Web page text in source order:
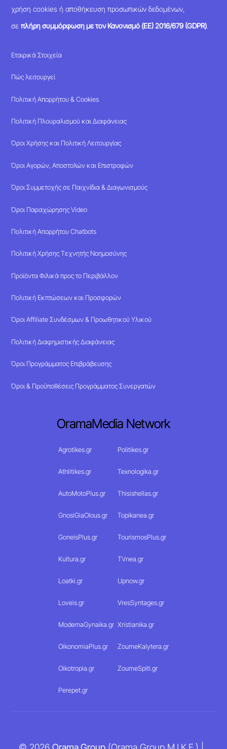
χρήση cookies ή αποθήκευση προσωπικών δεδομένων,
σεπλήρη συμμόρφωση με τον Κανονισμό (ΕΕ) 2016/679 (GDPR).
Εταιρικά Στοιχεία
Πώς λειτουργεί
Πολιτική Απορρήτου & Cookies
Πολιτική Πλουραλισμού και Διαφάνειας
Όροι Χρήσης και Πολιτική Λειτουργίας
Όροι Αγορών, Αποστολών και Επιστροφών
Όροι Συμμετοχής σε Παιχνίδια & Διαγωνισμούς
Όροι Παραχώρησης Video
Πολιτική Απορρήτου Chatbots
Πολιτική Χρήσης Τεχνητής Νοημοσύνης
Προϊόντα Φιλικά προς το Περιβάλλον
Πολιτική Εκπτώσεων και Προσφορών
Όροι Affiliate Συνδέσμων & Προωθητικού Υλικού
Πολιτική Διαφημιστικής Διαφάνειας
Όροι Προγράμματος Επιβράβευσης
Όροι & Προϋποθέσεις Προγράμματος Συνεργατών
OramaMedia Network
Agrotikes.gr Politikes.gr
Athlitikes.gr Texnologika.gr
AutoMotoPlus.gr Thisishellas.gr
GnosiGiaOlous.gr Topikanea.gr
GoneisPlus.gr TourismosPlus.gr
Kultura.gr TVnea.gr
Loatki.gr Upnow.gr
Loveis.gr VresSyntages.gr
ModernaGynaika.gr Xristianika.gr
OikonomiaPlus.gr ZoumeKalytera.gr
Oikotropia.gr ZoumeSpiti.gr
Perepet.gr